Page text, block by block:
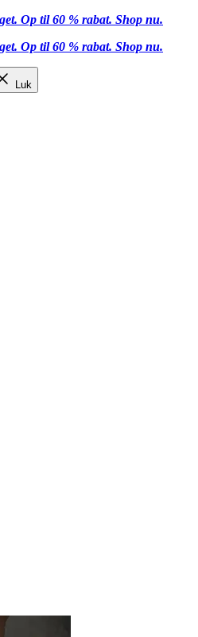
Op til 60 % rabat. Shop nu.
Op til 60 % rabat. Shop nu.
Luk